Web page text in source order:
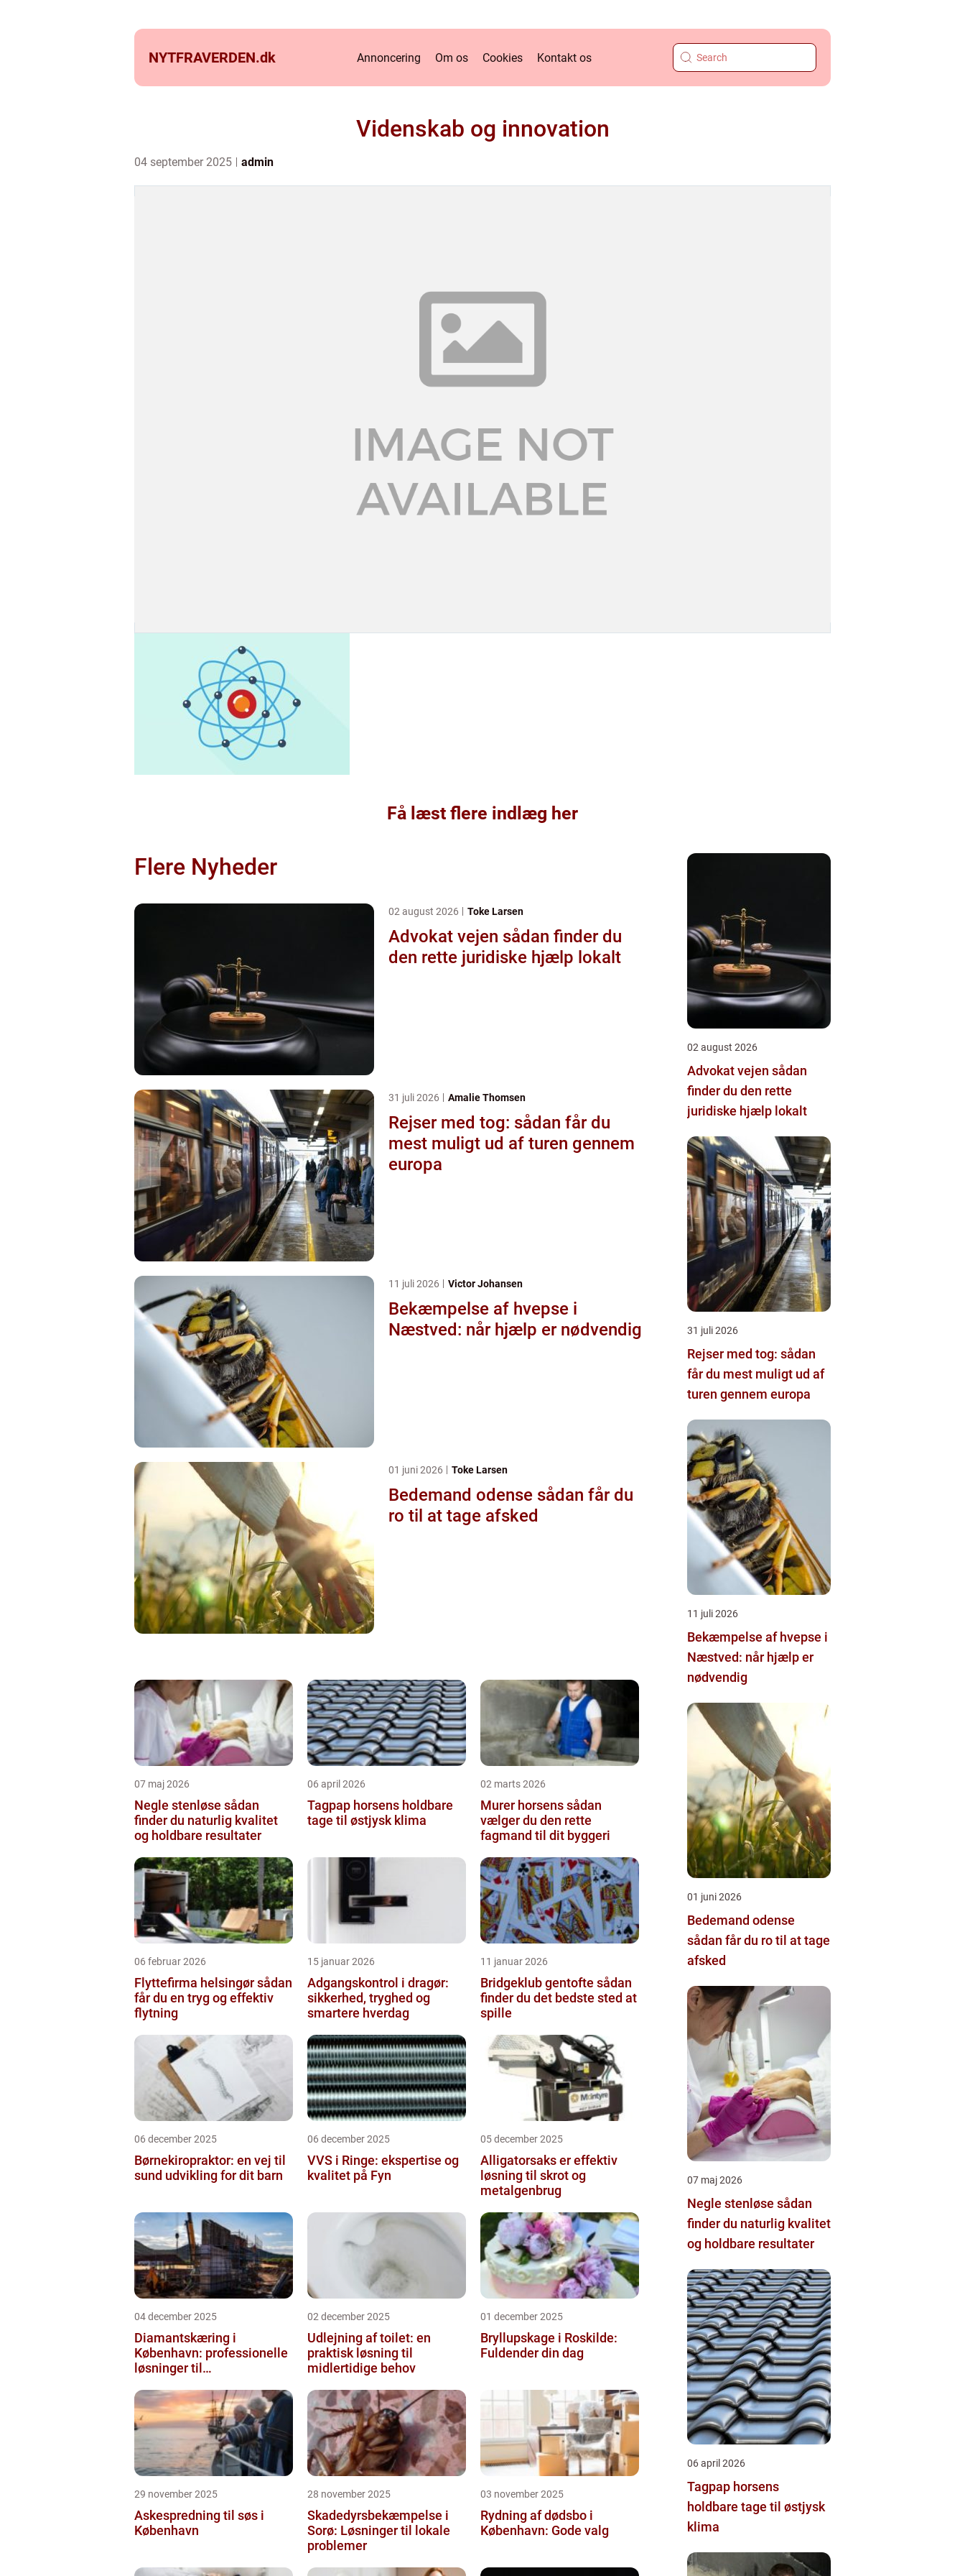
NYTFRAVERDEN.dk Annoncering Om os Cookies Kontakt os
Videnskab og innovation
04 september 2025 admin
Få læst flere indlæg her
Flere Nyheder
02 august 2026 Toke Larsen
Advokat vejen sådan finder du
den rette juridiske hjælp lokalt
31 juli 2026 Amalie Thomsen
Rejser med tog: sådan får du
mest muligt ud af turen gennem
europa
11 juli 2026 Victor Johansen
Bekæmpelse af hvepse i
Næstved: når hjælp er nødvendig
01 juni 2026 Toke Larsen
Bedemand odense sådan får du
ro til at tage afsked
07 maj 2026
Negle stenløse sådan
finder du naturlig kvalitet
og holdbare resultater
06 april 2026
Tagpap horsens holdbare
tage til østjysk klima
02 marts 2026
Murer horsens sådan
vælger du den rette
fagmand til dit byggeri
06 februar 2026
Flyttefirma helsingør sådan
får du en tryg og effektiv
flytning
15 januar 2026
Adgangskontrol i dragør:
sikkerhed, tryghed og
smartere hverdag
11 januar 2026
Bridgeklub gentofte sådan
finder du det bedste sted at
spille
06 december 2025
Børnekiropraktor: en vej til
sund udvikling for dit barn
06 december 2025
VVS i Ringe: ekspertise og
kvalitet på Fyn
05 december 2025
Alligatorsaks er effektiv
løsning til skrot og
metalgenbrug
04 december 2025
Diamantskæring i
København: professionelle
løsninger til
02 december 2025
Udlejning af toilet: en
praktisk løsning til
midlertidige behov
01 december 2025
Bryllupskage i Roskilde:
Fuldender din dag
29 november 2025
Askespredning til søs i
København
28 november 2025
Skadedyrsbekæmpelse i
Sorø: Løsninger til lokale
problemer
03 november 2025
Rydning af dødsbo i
København: Gode valg
02 august 2026
Advokat vejen sådan
finder du den rette
juridiske hjælp lokalt
31 juli 2026
Rejser med tog: sådan
får du mest muligt ud af
turen gennem europa
11 juli 2026
Bekæmpelse af hvepse i
Næstved: når hjælp er
nødvendig
01 juni 2026
Bedemand odense
sådan får du ro til at tage
afsked
07 maj 2026
Negle stenløse sådan
finder du naturlig kvalitet
og holdbare resultater
06 april 2026
Tagpap horsens
holdbare tage til østjysk
klima